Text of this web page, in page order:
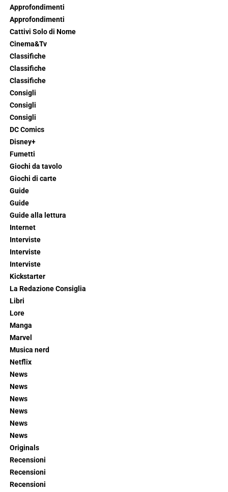
Approfondimenti
Approfondimenti
Cattivi Solo di Nome
Cinema&Tv
Classifiche
Classifiche
Classifiche
Consigli
Consigli
Consigli
DC Comics
Disney+
Fumetti
Giochi da tavolo
Giochi di carte
Guide
Guide
Guide alla lettura
Internet
Interviste
Interviste
Interviste
Kickstarter
La Redazione Consiglia
Libri
Lore
Manga
Marvel
Musica nerd
Netflix
News
News
News
News
News
News
Originals
Recensioni
Recensioni
Recensioni